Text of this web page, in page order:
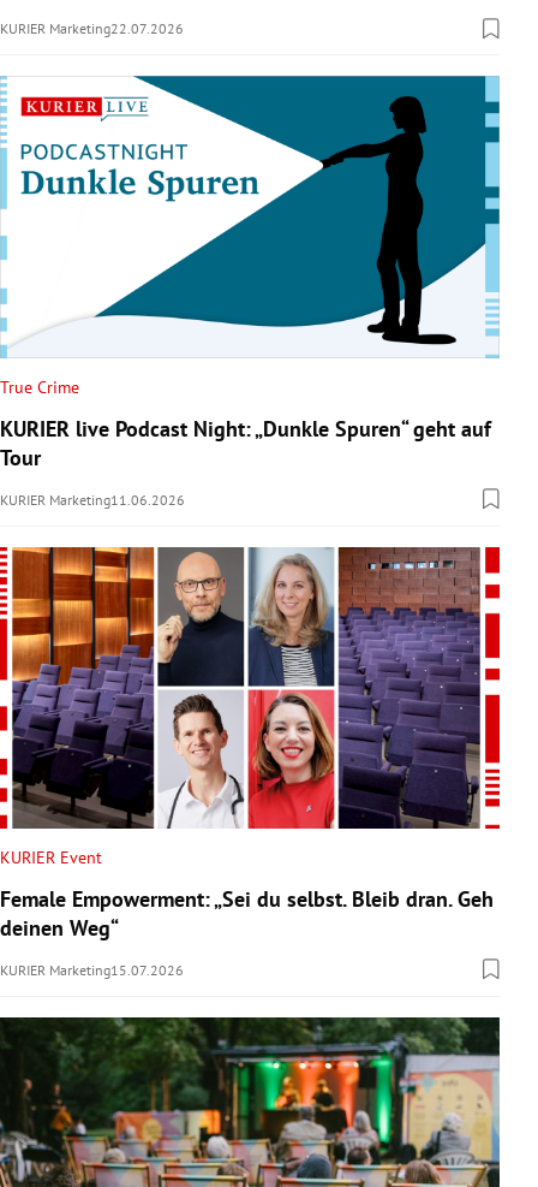
KURIER Marketing22.07.2026
True Crime
KURIER live Podcast Night: „Dunkle Spuren“ geht auf
Tour
KURIER Marketing11.06.2026
KURIER Event
Female Empowerment: „Sei du selbst. Bleib dran. Geh
deinen Weg“
KURIER Marketing15.07.2026